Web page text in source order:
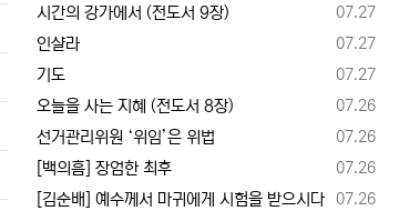
등록일
07.27
시간의 강가에서 (전도서 9장)
등록일
07.27
인샬라
등록일
07.27
기도
등록일
07.26
오늘을 사는 지혜 (전도서 8장)
등록일
07.26
선거관리위원 ‘위임’은 위법
등록일
07.26
[백의흠] 장엄한 최후
등록일
07.26
[김순배] 예수께서 마귀에게 시험을 받으시다